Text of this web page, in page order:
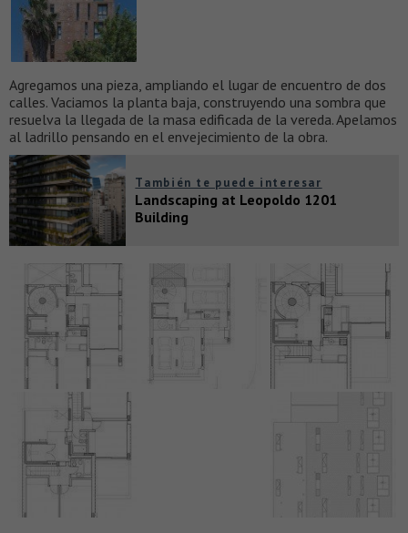
Agregamos una pieza, ampliando el lugar de encuentro de dos
calles. Vaciamos la planta baja, construyendo una sombra que
resuelva la llegada de la masa edificada de la vereda. Apelamos
al ladrillo pensando en el envejecimiento de la obra.
También te puede interesar
Landscaping at Leopoldo 1201
Building